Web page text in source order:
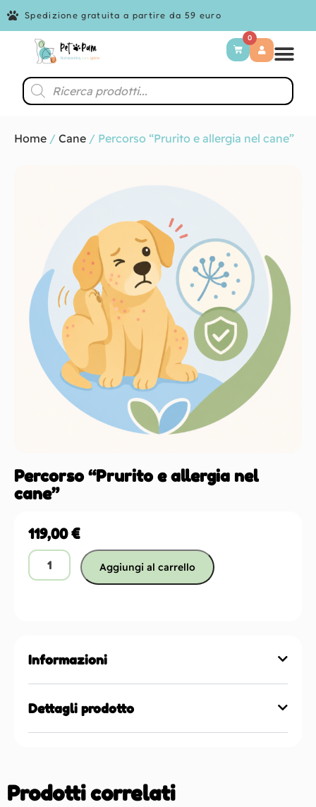
Spedizione gratuita a partire da 59 euro
0
Home / Cane / Percorso “Prurito e allergia nel cane”
Percorso “Prurito e allergia nel
cane”
119,00€
Aggiungi al carrello
Informazioni
Dettagli prodotto
Prodotti correlati